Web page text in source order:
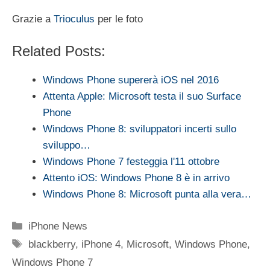
Grazie a Trioculus per le foto
Related Posts:
Windows Phone supererà iOS nel 2016
Attenta Apple: Microsoft testa il suo Surface
Phone
Windows Phone 8: sviluppatori incerti sullo
sviluppo…
Windows Phone 7 festeggia l'11 ottobre
Attento iOS: Windows Phone 8 è in arrivo
Windows Phone 8: Microsoft punta alla vera…
Categorie
iPhone News
Tag
blackberry, iPhone 4, Microsoft,Windows Phone,
Windows Phone 7